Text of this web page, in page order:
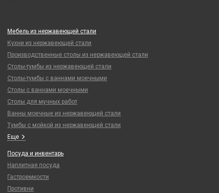
Мебель из нержавеющей стали
Кухни из нержавеющей стали
Производственные столы из нержавеющей стали
Столы-тумбы из нержавеющей стали
Столы-тумбы с ваннами моечными
Столы с ваннами моечными
Столы для мучных работ
Ванны моечные из нержавеющей стали
Тумбы с мойкой из нержавеющей стали
Еще
Посуда и инвентарь
Наплитная посуда
Гастроемкости
Противни